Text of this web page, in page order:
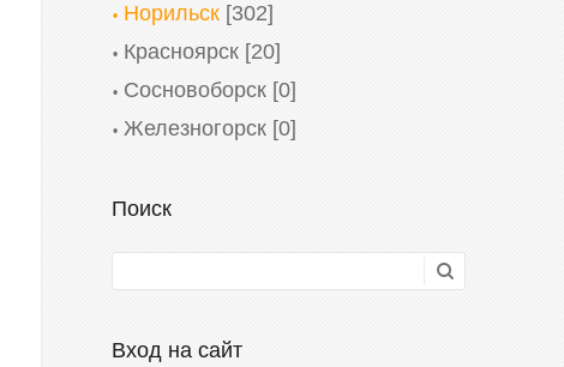
Норильск [302]
Красноярск [20]
Сосновоборск [0]
Железногорск [0]
Поиск
Вход на сайт